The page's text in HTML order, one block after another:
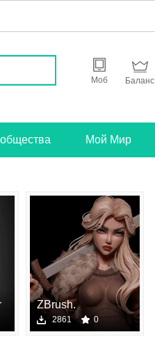
Моб Баланс
Мой Мир
ZBrush.
Стилизованный
пе
2861 0